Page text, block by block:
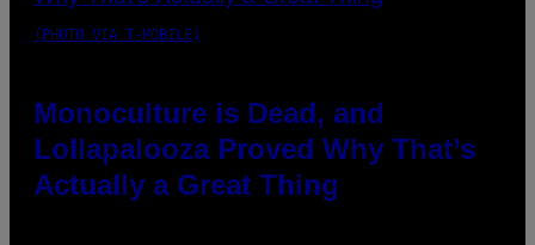
(PHOTO VIA T-MOBILE)
Monoculture is Dead, and
Lollapalooza Proved Why That’s
Actually a Great Thing